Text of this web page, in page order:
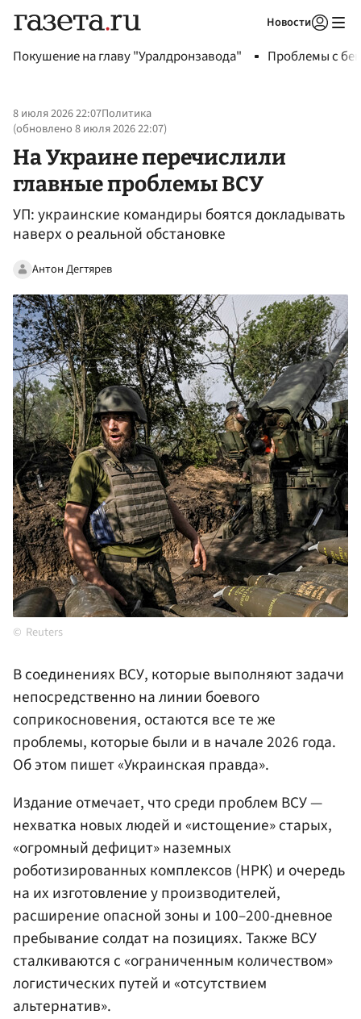
Новости
Покушение на главу "Уралдронзавода" Проблемы с
8 июля 2026 22:07Политика
(обновлено8 июля 2026 22:07)
На Украине перечислили
главные проблемы ВСУ
УП: украинские командиры боятся докладывать
наверх о реальной обстановке
Антон Дегтярев
Reuters
В соединениях ВСУ, которые выполняют задачи
непосредственно на линии боевого
соприкосновения, остаются все те же
проблемы, которые были и в начале 2026 года.
Об этом пишет «Украинская правда».
Издание отмечает, что среди проблем ВСУ —
нехватка новых людей и «истощение» старых,
«огромный дефицит» наземных
роботизированных комплексов (НРК) и очередь
на их изготовление у производителей,
расширение опасной зоны и 100–200-дневное
пребывание солдат на позициях. Также ВСУ
сталкиваются с «ограниченным количеством»
логистических путей и «отсутствием
альтернатив».